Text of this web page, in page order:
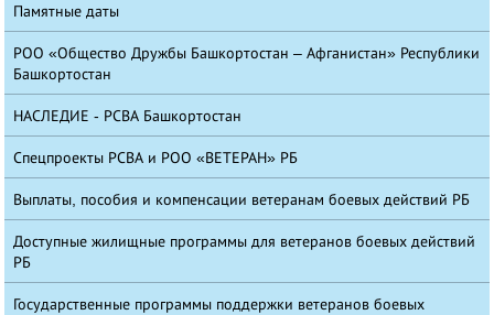
Памятные даты
РОО «Общество Дружбы Башкортостан – Афганистан» Республики
Башкортостан
НАСЛЕДИЕ - РСВА Башкортостан
Спецпроекты РСВА и РОО «ВЕТЕРАН» РБ
Выплаты, пособия и компенсации ветеранам боевых действий РБ
Доступные жилищные программы для ветеранов боевых действий
РБ
Государственные программы поддержки ветеранов боевых